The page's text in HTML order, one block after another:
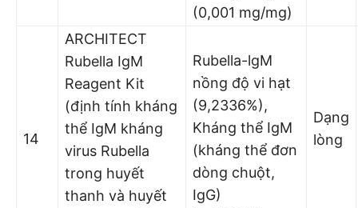
(0,001 mg/mg)
14
ARCHITECT
Rubella IgM
Reagent Kit
(định tính kháng
thể IgM kháng
virus Rubella
trong huyết
thanh và huyết
Rubella-lgM
nồng độ vi hạt
(9,2336%),
Kháng thể IgM
(kháng thể đơn
dòng chuột,
IgG)
Dạng
lòng